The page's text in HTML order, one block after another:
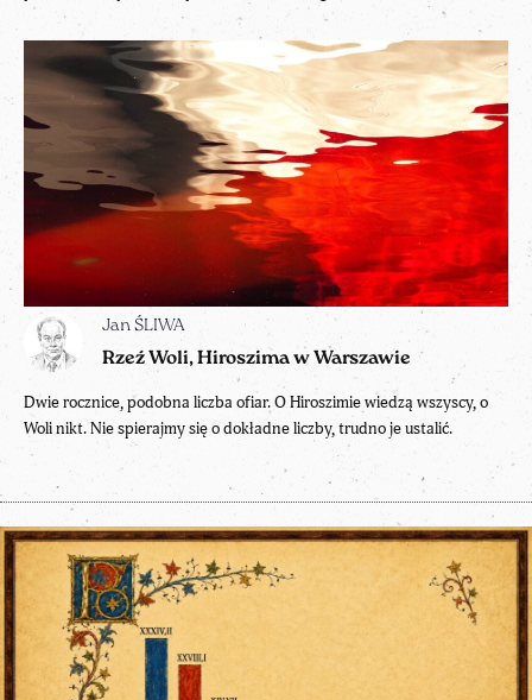
Jan ŚLIWA
Rzeź Woli, Hiroszima w Warszawie
Dwie rocznice, podobna liczba ofiar. O Hiroszimie wiedzą wszyscy, o
Woli nikt. Nie spierajmy się o dokładne liczby, trudno je ustalić.